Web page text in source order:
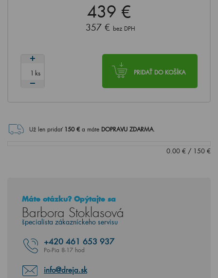
439 €
357 € bez DPH
PRIDAŤ DO KOŠÍKA
ks
Už len pridať 150€ a máte DOPRAVU ZDARMA.
0.00 € / 150 €
Máte otázku? Opýtajte sa
Barbora Stoklasová
špecialista zákazníckeho servisu
+420 461 653 937
Po-Pia 8-17 hod
info@dreja.sk